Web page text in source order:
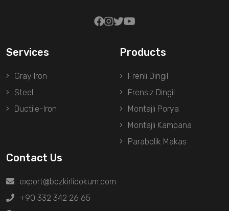
Services
Gray Iron
Steel
Ductile-Iron
Products
Frenli Dingil
Frensiz Dingil
Montajlı Porya
Montajlı Kampana
Parabolik Makas
Contact Us
export@bozkirlidokum.com
+90 332 342 26 65